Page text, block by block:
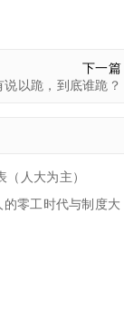
下一篇
以跪，到底谁跪？
人大为主）
零工时代与制度大